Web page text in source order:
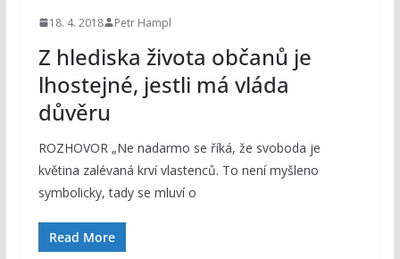
18. 4. 2018 Petr Hampl
Z hlediska života občanů je
lhostejné, jestli má vláda
důvěru
ROZHOVOR „Ne nadarmo se říká, že svoboda je
květina zalévaná krví vlastenců. To není myšleno
symbolicky, tady se mluví o
Read More